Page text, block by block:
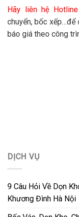
Hãy liên hệ
chuyển, bốc
báo giá theo công
DỊCH VỤ
9 Câu Hỏi Về Dọn
Khương Đình Hà Nội